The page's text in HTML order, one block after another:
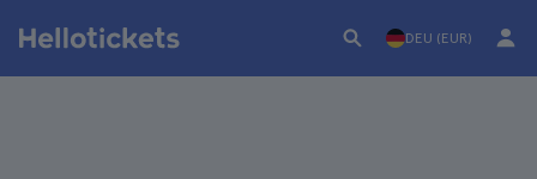
DEU (EUR)